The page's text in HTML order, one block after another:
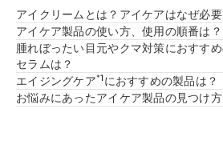
アイクリームとは？アイケアはなぜ必要
アイケア製品の使い方、使用の順番は？
腫れぼったい目元やクマ対策におすす
セラムは？
エイジングケア*1におすすめの製品は？
お悩みにあったアイケア製品の見つけ方